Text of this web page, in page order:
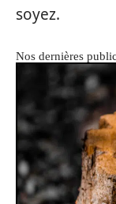
soyez.
Nos dernières